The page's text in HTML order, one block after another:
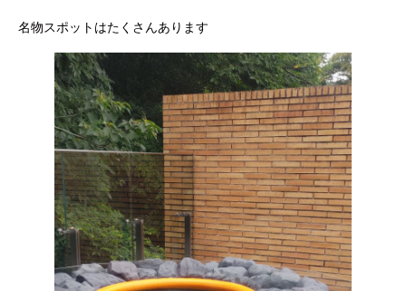
名物スポットはたくさんあります